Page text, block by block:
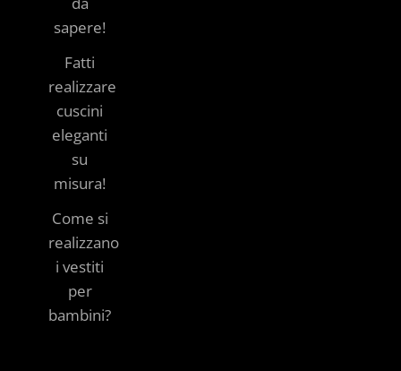
sapere!
Fatti
realizzare
cuscini
eleganti
su
misura!
Come si
realizzano
i vestiti
per
bambini?